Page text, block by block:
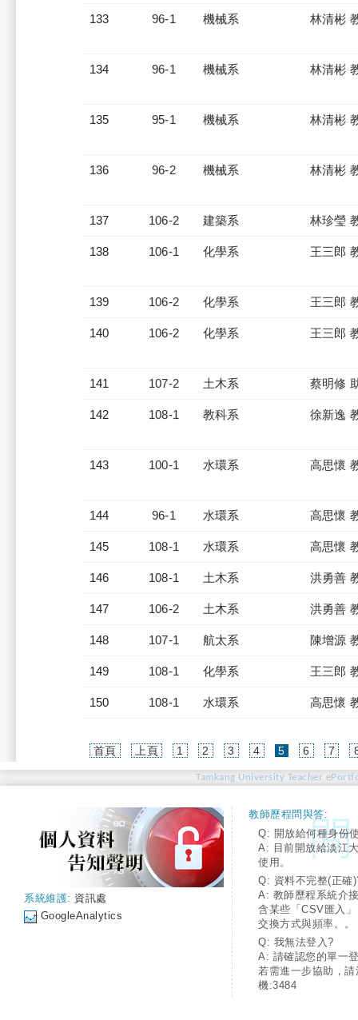
133 96-1 機械系 林清彬
134 96-1 機械系 林清彬
135 95-1 機械系 林清彬
136 96-2 機械系 林清彬
137 106-2 建築系 林珍瑩
138 106-1 化學系 王三郎
139 106-2 化學系 王三郎
140 106-2 化學系 王三郎
141 107-2 土木系 蔡明修
142 108-1 教科系 徐新逸
143 100-1 水環系 高思懷
144 96-1 水環系 高思懷
145 108-1 水環系 高思懷
146 108-1 土木系 洪勇善
147 106-2 土木系 洪勇善
148 107-1 航太系 陳增源
149 108-1 化學系 王三郎
150 108-1 水環系 高思懷
首頁 上頁 1 2 3 4 5(current)
6 7
Tamkang University Teacher
系統維護: 資訊處
GoogleAnalytics
教師歷程問與答:
Q: 開放給何種身份
A: 目前開放給淡江
使用。
Q: 資料不完整(正確
A: 教師歷程系統介
含某些「CSV匯入
交換方式與頻率。。
Q: 我無法登入?
A: 請確認您的單一
若需進一步協助，
機:3484